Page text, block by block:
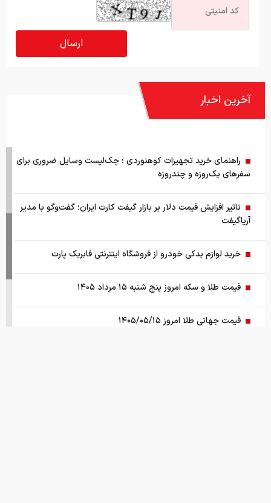
آخرین اخبار
راهنمای خرید تجهیزات کوهنوردی ؛ چک‌لیست وسایل ضروری برای
سفرهای یک‌روزه و چندروزه
تاثیر افزایش قیمت دلار بر بازار گیفت کارت ایران؛ گفت‌وگو با مدیر
آریاگیفت
خرید لوازم یدکی خودرو از فروشگاه اینترنتی فابریک پارت
قیمت طلا و سکه امروز پنج شنبه ۱۵ مرداد ۱۴۰۵
قیمت جهانی طلا امروز ۱۴۰۵/۰۵/۱۵